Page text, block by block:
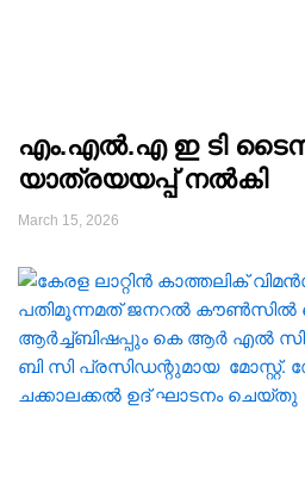
എം.എൽ.എ ഇ ടി
യാത്രയയപ്പ് നൽകി
March 15, 2026